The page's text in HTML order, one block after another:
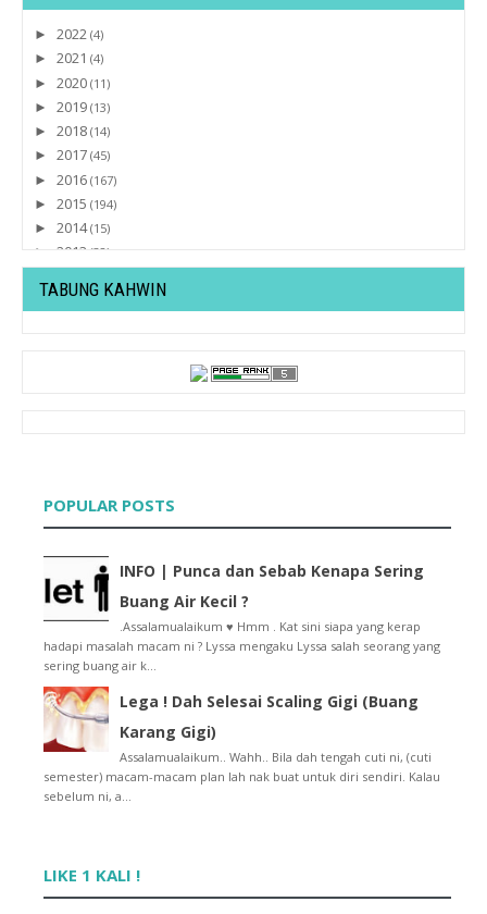
► 2022 (4)
► 2021 (4)
► 2020 (11)
► 2019 (13)
► 2018 (14)
► 2017 (45)
► 2016 (167)
► 2015 (194)
► 2014(15)
► 2013 (32)
►2011(569)
Tahun Baru , Azam Baru !
"Contest Muslimah Anggun 2"
Pertandingan Template Tercantik by Gayahspears
Contest Blogger Doll..
Tutorial : Shadow Effect Dekat Post Title And Sidebar
'Lucky Blogger Contest by Hahazirah'
Tutorial : Cute Icon Tepi Post Title
Pertandingan Blog Paling Superb !
Woot ! Budak ! Bangun !
..:: JOM MAIN SUDOKU CONTEST BY LUFFY::..
Tutorial : Letak Ayat Di Bawah Setiap Post
Tutorial : Moving Word Cursor
Tutorial : Cara nak ambil Image URL
To My Followers :)
Tutorial : Buat Ayat Bergerak
Tutorial : Buat Ayat-Ayat Berkelip-Kelip
TABUNG KAHWIN
POPULAR POSTS
INFO | Punca dan Sebab Kenapa Sering
Buang Air Kecil ?
.Assalamualaikum ♥ Hmm . Kat sini siapa yang kerap
hadapi masalah macam ni ? Lyssa mengaku Lyssa salah seorang yang
sering buang air k...
Lega ! Dah Selesai Scaling Gigi (Buang
Karang Gigi)
Assalamualaikum.. Wahh.. Bila dah tengah cuti ni, (cuti
semester) macam-macam plan lah nak buat untuk diri sendiri. Kalau
sebelum ni, a...
LIKE 1 KALI !